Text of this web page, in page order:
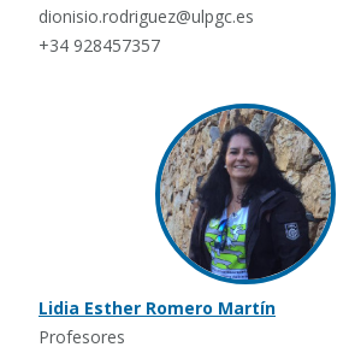
dionisio.rodriguez@ulpgc.es
+34 928457357
Lidia Esther Romero Martín
Profesores